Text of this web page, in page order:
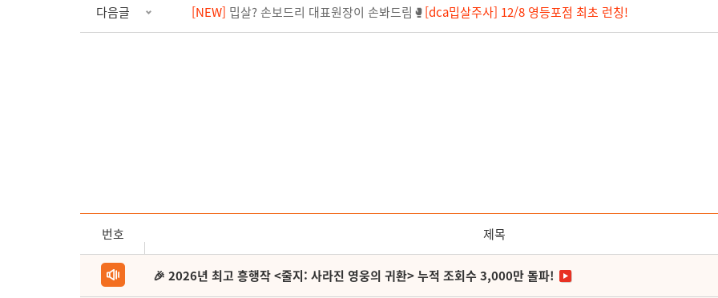
다음글 [NEW] 밉살? 손보드리 대표원장이 손봐드림🥊[dca밉살주사] 12/8 영등포점 최초 런칭!
번호 제목
🎉 2026년 최고 흥행작 <줄지: 사라진 영웅의 귀환> 누적 조회수 3,000만 돌파!